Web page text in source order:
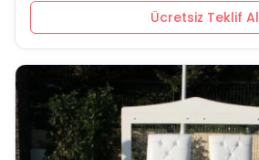
Ücretsiz Teklif Al